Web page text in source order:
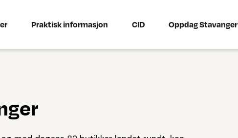
Praktisk informasjon CID Oppdag Stavanger